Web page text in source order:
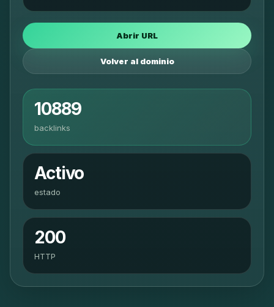
Abrir URL
Volver al dominio
10889
backlinks
Activo
estado
200
HTTP